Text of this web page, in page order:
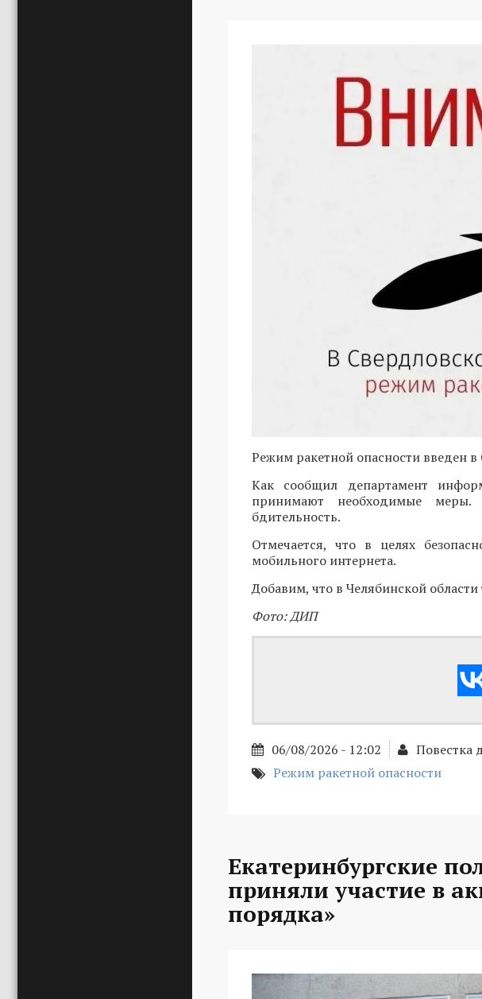
Режим ракетной опасности введен в
Как сообщил департамент
принимают необходимые меры.
бдительность.
Отмечается, что в целях
мобильного интернета.
Добавим, что в Челябинской
Фото: ДИП
06/08/2026 - 12:02 Повестка
Режим ракетной опасности
Екатеринбургские
приняли участие в
порядка»